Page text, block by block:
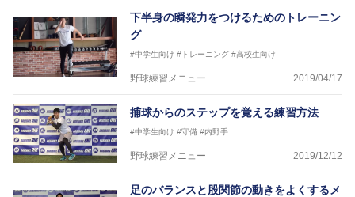
下半身の瞬発力をつけるためのトレーニン
グ
#中学生向け #トレーニング #高校生向け
野球練習メニュー 2019/04/17
捕球からのステップを覚える練習方法
#中学生向け #守備 #内野手
野球練習メニュー 2019/12/12
足のバランスと股関節の動きをよくするメ